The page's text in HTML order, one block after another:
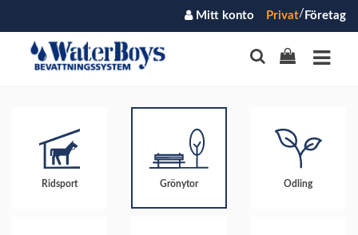
Privat/ Företag
Mitt konto
Ridsport Grönytor Odling